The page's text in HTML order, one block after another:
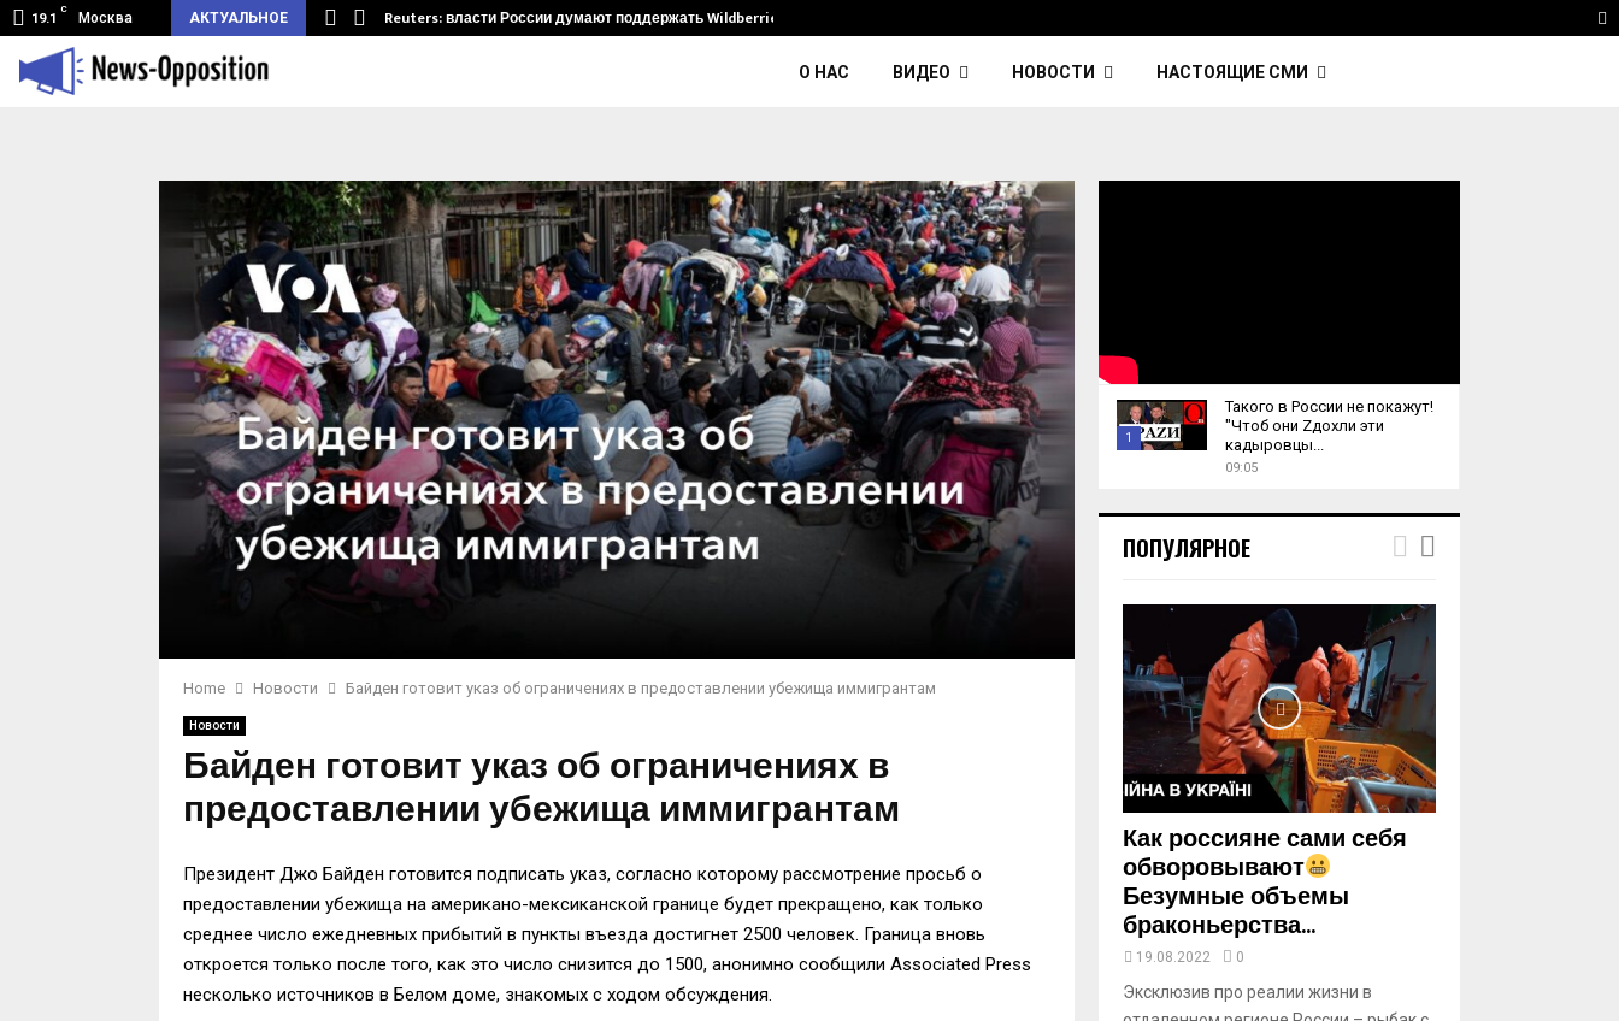
19.1
C
Москва АКТУАЛЬНОЕ
туннель из Беларуси.… Reuters: власти России думают поддержать Wildberries и его…
О НАС ВИДЕО НОВОСТИ НАСТОЯЩИЕ СМИ
Home Новости Байден готовит указ об ограничениях в предоставлении убежища иммигрантам
Новости
Байден готовит указ об ограничениях в
предоставлении убежища иммигрантам
Президент Джо Байден готовится подписать указ, согласно которому рассмотрение просьб о
предоставлении убежища на американо-мексиканской границе будет прекращено, как только
среднее число ежедневных прибытий в пункты въезда достигнет 2500 человек. Граница вновь
откроется только после того, как это число снизится до 1500, анонимно сообщили Associated Press
несколько источников в Белом доме, знакомых с ходом обсуждения.
1
u
m
u
b
e
Такого в России не покажут!
"Чтоб они Zдохли эти
кадыровцы...
09:05
ПОПУЛЯРНОЕ
Как россияне сами себя
обворовывают
Безумные объемы
браконьерства...
19.08.2022 0
Эксклюзив про реалии жизни в